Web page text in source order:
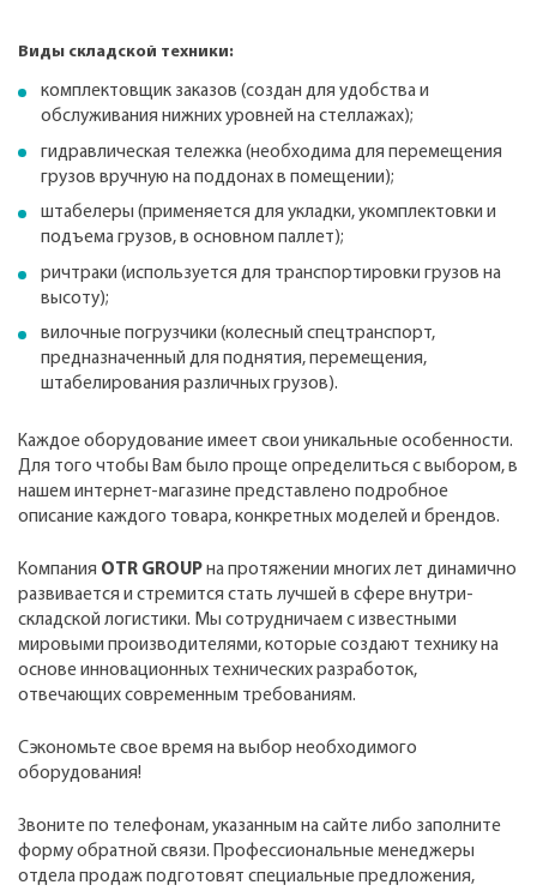
Виды складской техники:
комплектовщик заказов (создан для удобства и
обслуживания нижних уровней на стеллажах);
гидравлическая тележка (необходима для перемещения
грузов вручную на поддонах в помещении);
штабелеры (применяется для укладки, укомплектовки и
подъема грузов, в основном паллет);
ричтраки (используется для транспортировки грузов на
высоту);
вилочные погрузчики (колесный спецтранспорт,
предназначенный для поднятия, перемещения,
штабелирования различных грузов).
Каждое оборудование имеет свои уникальные особенности.
Для того чтобы Вам было проще определиться с выбором, в
нашем интернет-магазине представлено подробное
описание каждого товара, конкретных моделей и брендов.
Компания OTR GROUPна протяжении многих лет динамично
развивается и стремится стать лучшей в сфере внутри-
складской логистики. Мы сотрудничаем с известными
мировыми производителями, которые создают технику на
основе инновационных технических разработок,
отвечающих современным требованиям.
Сэкономьте свое время на выбор необходимого
оборудования!
Звоните по телефонам, указанным на сайте либо заполните
форму обратной связи. Профессиональные менеджеры
отдела продаж подготовят специальные предложения,